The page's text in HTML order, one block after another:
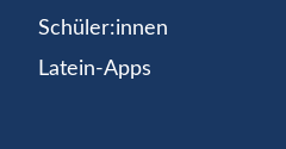
Schüler:innen
Latein-Apps